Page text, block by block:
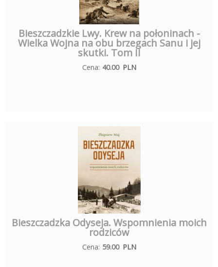
Bieszczadzkie Lwy. Krew na połoninach -
Wielka Wojna na obu brzegach Sanu i jej
skutki. Tom II
Cena: 40.00 PLN
Bieszczadzka Odyseja. Wspomnienia moich
rodziców
Cena: 59.00 PLN